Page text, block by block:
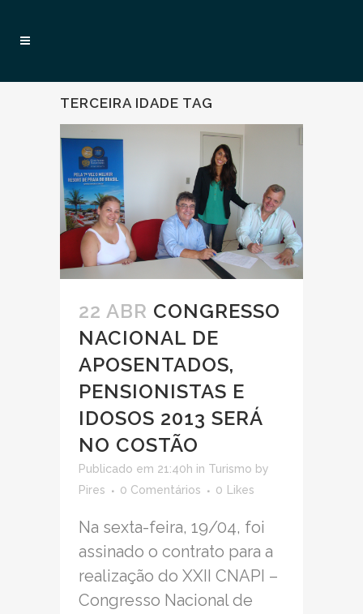
TERCEIRA IDADE TAG
22 ABR CONGRESSO
NACIONAL DE
APOSENTADOS,
PENSIONISTAS E
IDOSOS 2013 SERÁ
NO COSTÃO
Publicado em 21:40h in Turismo by
Pires
0 Comentários 0 Likes
Na sexta-feira, 19/04, foi
assinado o contrato para a
realização do XXII CNAPI –
Congresso Nacional de